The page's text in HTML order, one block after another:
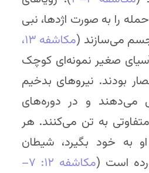
را به صورت اژدها، نبی
می‌سازند (مکاشفه ۱۳
،
صغیر نمونه‌ای کوچک
بودند. نیروهای بدخیم
می‌دهند و در دوره‌های
به تن می‌کنند. هر
به خود بگیرد، شیطان
است (
مکاشفه ۱۲: ۷–